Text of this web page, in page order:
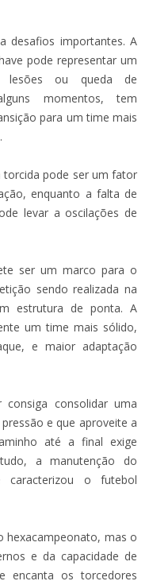
desafios importantes. A
pode representar um
lesões ou queda de
momentos, tem
para um time mais
torcida pode ser um fator
enquanto a falta de
levar a oscilações de
ser um marco para o
sendo realizada na
estrutura de ponta. A
um time mais sólido,
e maior adaptação
consolidar uma
e que aproveite a
até a final exige
a manutenção do
caracterizou o futebol
hexacampeonato, mas o
e da capacidade de
encanta os torcedores